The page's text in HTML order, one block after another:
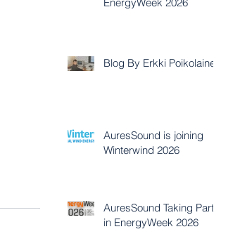
Blog By Erkki Poikolainen
AuresSound is joining
Winterwind 2026
AuresSound Taking Part
in EnergyWeek 2026